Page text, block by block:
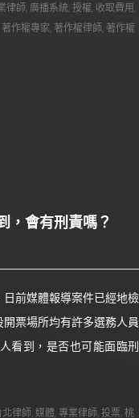
律師, 廣播系統,授權, 收取費用,
著作權專家, 著作權律師, 著作權
，會有刑責嗎？
前媒體報導案件已經地檢
票場所均有許多選務人員
看到，是否也可能面臨刑
北律師,媒體,專業律師,投票,桃